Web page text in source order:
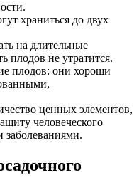
храниться до двух
на длительные
плодов не утратится.
плодов: они хороши
ценных элементов,
человеческого
заболеваниями.